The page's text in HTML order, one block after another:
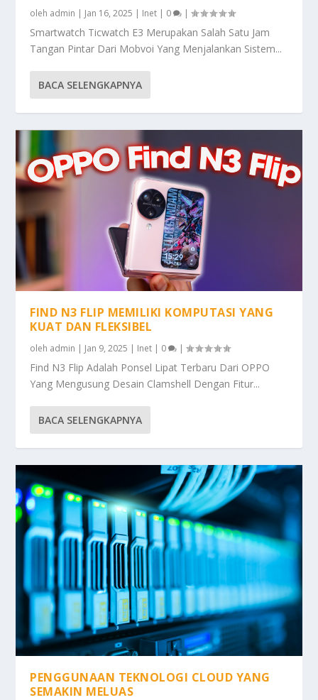
oleh admin | Jan 16, 2025 | Inet | 0 |
Smartwatch Ticwatch E3 Merupakan Salah Satu Jam
Tangan Pintar Dari Mobvoi Yang Menjalankan Sistem...
BACA SELENGKAPNYA
FIND N3 FLIP MEMILIKI KOMPUTASI YANG
KUAT DAN FLEKSIBEL
oleh admin | Jan 9, 2025 | Inet | 0 |
Find N3 Flip Adalah Ponsel Lipat Terbaru Dari OPPO
Yang Mengusung Desain Clamshell Dengan Fitur...
BACA SELENGKAPNYA
PENGGUNAAN TEKNOLOGI CLOUD YANG
SEMAKIN MELUAS